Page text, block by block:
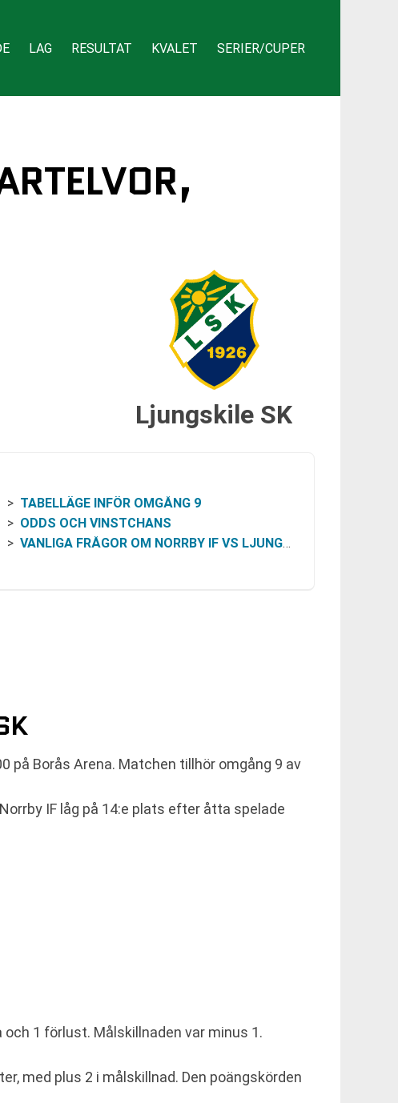
LAG RESULTAT KVALET SERIER/CUPER
Ljungskile SK
TABELLÄGE INFÖR OMGÅNG 9
ODDS OCH VINSTCHANS
VANLIGA FRÅGOR OM NORRBY IF VS LJUNGSKILE SK
på Borås Arena. Matchen tillhör omgång 9 av
IF låg på 14:e plats efter åtta spelade
1 förlust. Målskillnaden var minus 1.
med plus 2 i målskillnad. Den poängskörden